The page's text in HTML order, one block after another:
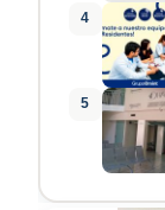
4
5